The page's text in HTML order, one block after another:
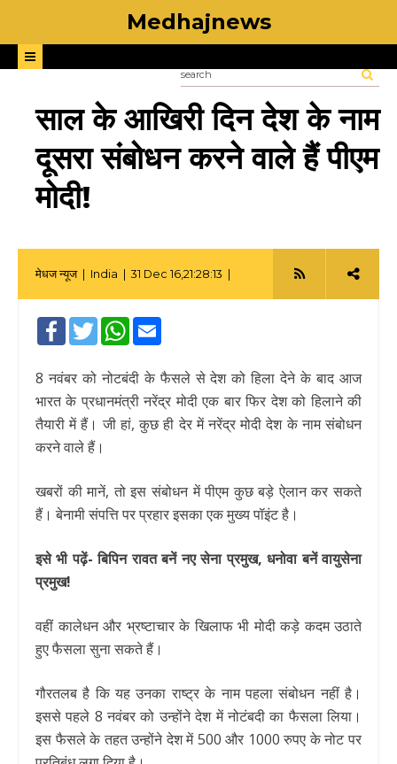
Medhajnews
साल के आखिरी दिन देश के नाम
दूसरा संबोधन करने वाले हैं पीएम
मोदी!
मेधज न्यूज | India | 31 Dec 16,21:28:13 |
FacebookTwitter WhatsApp
8 नवंबर को नोटबंदी के फैसले से देश को हिला देने के बाद आज
भारत के प्रधानमंत्री नरेंद्र मोदी एक बार फिर देश को हिलाने की
तैयारी में हैं। जी हां, कुछ ही देर में नरेंद्र मोदी देश के नाम संबोधन
करने वाले हैं।
खबरों की मानें, तो इस संबोधन में पीएम कुछ बड़े ऐलान कर सकते
हैं। बेनामी संपत्ति पर प्रहार इसका एक मुख्य पॉइंट है।
इसे भी पढ़ें- बिपिन रावत बनें नए सेना प्रमुख, धनोवा बनें वायुसेना
प्रमुख!
वहीं कालेधन और भ्रष्टाचार के खिलाफ भी मोदी कड़े कदम उठाते
हुए फैसला सुना सकते हैं।
गौरतलब है कि यह उनका राष्ट्र के नाम पहला संबोधन नहीं है।
इससे पहले 8 नवंबर को उन्होंने देश में नोटंबदी का फैसला लिया।
इस फैसले के तहत उन्होंने देश में 500 और 1000 रुपए के नोट पर